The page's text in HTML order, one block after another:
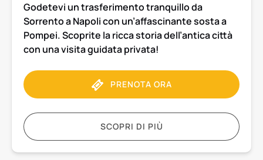
Godetevi un trasferimento tranquillo da
Sorrento a Napoli con un’affascinante sosta a
Pompei. Scoprite la ricca storia dell’antica città
con una visita guidata privata!
PRENOTA ORA
SCOPRI DI PIÙ